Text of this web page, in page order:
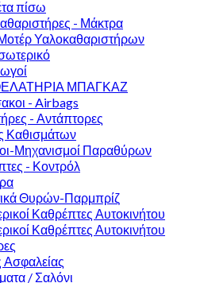
πίσω
- Μάκτρα
Υαλοκαθαριστήρων
ΜΠΑΓΚΑΖ
- Airbags
- Αντάπτορες
Καθισμάτων
Μηχανισμοί Παραθύρων
- Κοντρόλ
Θυρών-Παρμπρίζ
Καθρέπτες Αυτοκινήτου
Καθρέπτες Αυτοκινήτου
/ Σαλόνι